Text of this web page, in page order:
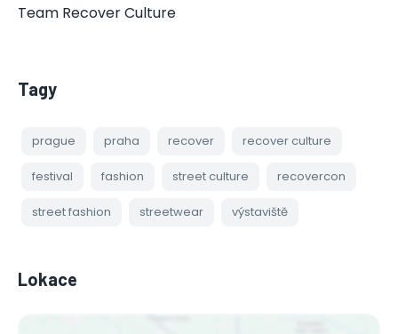
Team Recover Culture
Tagy
prague praha recover recover culture
festival fashion street culture recovercon
street fashion streetwear výstaviště
Lokace